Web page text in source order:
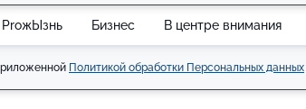
ProжЫзнь Бизнес В центре внимания
Политикой обработки Персональных данных